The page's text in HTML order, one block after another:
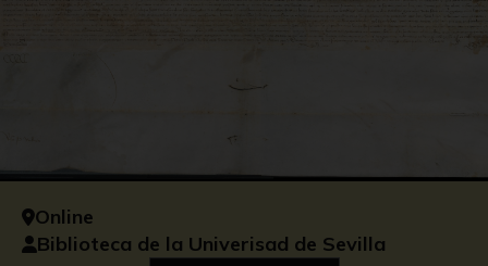
Online
Biblioteca de la Univerisad de Sevilla